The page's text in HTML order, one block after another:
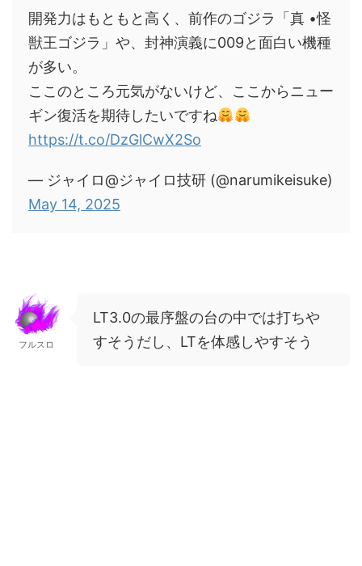
開発力はもともと高く、前作のゴジラ「真 •怪
獣王ゴジラ」や、封神演義に009と面白い機種
が多い。
ここのところ元気がないけど、ここからニュー
ギン復活を期待したいですね
https://t.co/DzGlCwX2So
— ジャイロ@ジャイロ技研 (@narumikeisuke)
May 14, 2025
フルスロ
LT3.0の最序盤の台の中では打ちや
すそうだし、LTを体感しやすそう